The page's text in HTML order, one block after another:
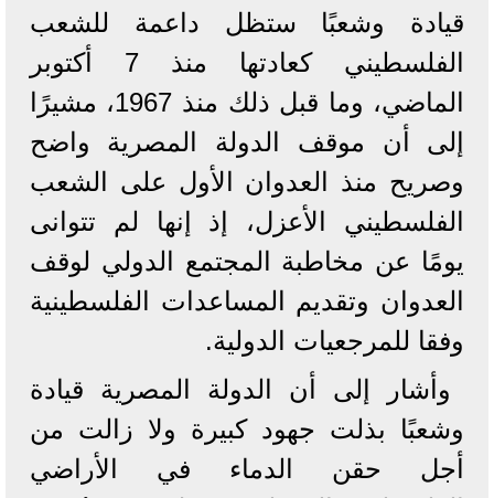
قيادة وشعبًا ستظل داعمة للشعب
الفلسطيني كعادتها منذ 7 أكتوبر
الماضي، وما قبل ذلك منذ 1967، مشيرًا
إلى أن موقف الدولة المصرية واضح
وصريح منذ العدوان الأول على الشعب
الفلسطيني الأعزل، إذ إنها لم تتوانى
يومًا عن مخاطبة المجتمع الدولي لوقف
العدوان وتقديم المساعدات الفلسطينية
وفقا للمرجعيات الدولية.
وأشار إلى أن الدولة المصرية قيادة
وشعبًا بذلت جهود كبيرة ولا زالت من
أجل حقن الدماء في الأراضي